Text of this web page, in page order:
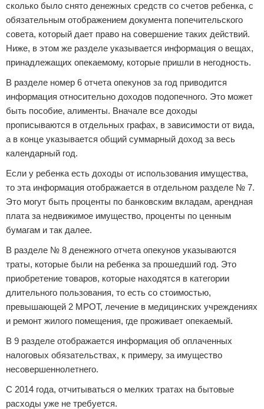
сколько было снято денежных средств со счетов ребенка, с
обязательным отображением документа попечительского
совета, который дает право на совершение таких действий.
Ниже, в этом же разделе указывается информация о вещах,
принадлежащих опекаемому, которые пришли в негодность.
В разделе номер 6 отчета опекунов за год приводится
информация относительно доходов подопечного. Это может
быть пособие, алименты. Вначале все доходы
прописываются в отдельных графах, в зависимости от вида,
а в конце указывается общий суммарный доход за весь
календарный год.
Если у ребенка есть доходы от использования имущества,
то эта информация отображается в отдельном разделе № 7.
Это могут быть проценты по банковским вкладам, арендная
плата за недвижимое имущество, проценты по ценным
бумагам и так далее.
В разделе № 8 денежного отчета опекунов указываются
траты, которые были на ребенка за прошедший год. Это
приобретение товаров, которые находятся в категории
длительного пользования, то есть со стоимостью,
превышающей 2 МРОТ, лечение в медицинских учреждениях
и ремонт жилого помещения, где проживает опекаемый.
В 9 разделе отображается информация об оплаченных
налоговых обязательствах, к примеру, за имущество
несовершеннолетнего.
С 2014 года, отчитываться о мелких тратах на бытовые
расходы уже не требуется.